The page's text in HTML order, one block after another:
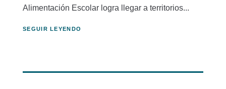
Alimentación Escolar logra llegar a territorios...
SEGUIR LEYENDO